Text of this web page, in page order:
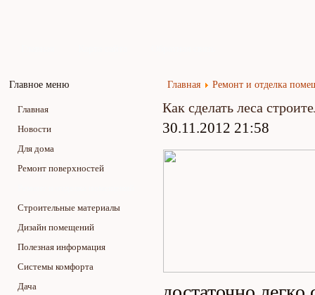
Главное меню
Главная
Новости
Для дома
Ремонт поверхностей
Строительные материалы
Дизайн помещений
Полезная информация
Системы комфорта
Дача
Главная Ремонт и отделка
Как сделать леса
30.11.2012 21:58